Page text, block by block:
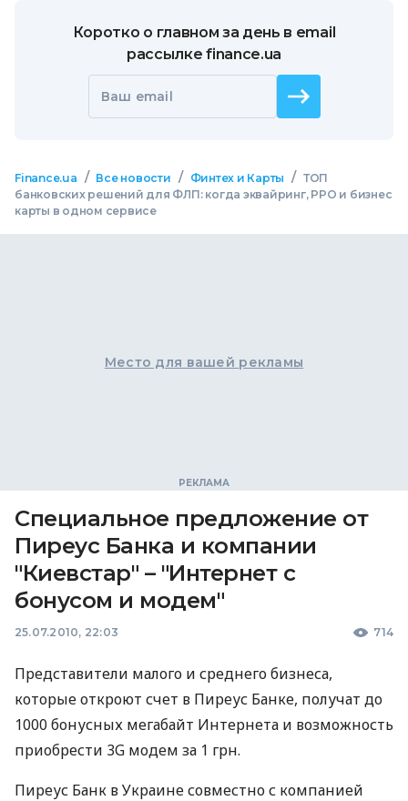
Коротко о главном за день в email
рассылке finance.ua
Ваш email
Finance.ua / Все новости / Финтех и Карты / ТОП
банковских решений для ФЛП: когда эквайринг, РРО и бизнес
карты в одном сервисе
Место для вашей рекламы
Специальное предложение от
Пиреус Банка и компании
"Киевстар" – "Интернет с
бонусом и модем"
25.07.2010, 22:03 714
Представители малого и среднего бизнеса,
которые откроют счет в Пиреус Банке, получат до
1000 бонусных мегабайт Интернета и возможность
приобрести 3G модем за 1 грн.
Пиреус Банк в Украине совместно с компанией